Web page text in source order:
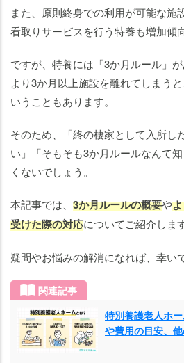
また、原則終身での利用が可能な施
看取りサービスを行う特養も増加傾
ですが、特養には「3か月ルール」
より3か月以上施設を離れてしまう
いうこともあります。
そのため、「終の棲家として入所し
い」「そもそも3か月ルールなんて
くないでしょう。
本記事では、 3か月ルールの概要や
受けた際の対応についてご紹介します
疑問やお悩みの解消になれば、幸いで
関連記事
特別養護老人ホ
や費用の目安、
護老
人ホ
ー
ム）
から
退所
勧告
けた
際に
すべ
と
と